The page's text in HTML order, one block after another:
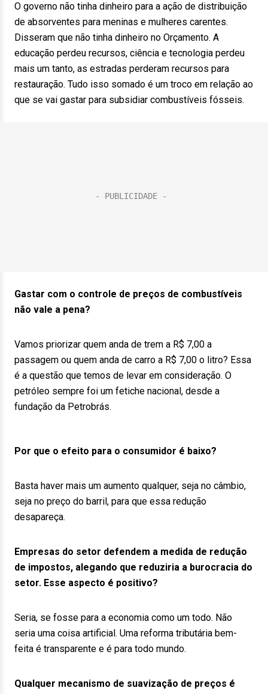
O governo não tinha dinheiro para a ação de distribuição
de absorventes para meninas e mulheres carentes.
Disseram que não tinha dinheiro no Orçamento. A
educação perdeu recursos, ciência e tecnologia perdeu
mais um tanto, as estradas perderam recursos para
restauração. Tudo isso somado é um troco em relação ao
que se vai gastar para subsidiar combustíveis fósseis.
Gastar com o controle de preços de combustíveis
não vale a pena?
Vamos priorizar quem anda de trem a R$ 7,00 a
passagem ou quem anda de carro a R$ 7,00 o litro? Essa
é a questão que temos de levar em consideração. O
petróleo sempre foi um fetiche nacional, desde a
fundação da Petrobrás.
Por que o efeito para o consumidor é baixo?
Basta haver mais um aumento qualquer, seja no câmbio,
seja no preço do barril, para que essa redução
desapareça.
Empresas do setor defendem a medida de redução
de impostos, alegando que reduziria a burocracia do
setor. Esse aspecto é positivo?
Seria, se fosse para a economia como um todo. Não
seria uma coisa artificial. Uma reforma tributária bem-
feita é transparente e é para todo mundo.
Qualquer mecanismo de suavização de preços é